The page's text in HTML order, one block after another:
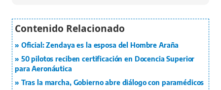
Oficial: Zendaya es la esposa del Hombre Araña
50 pilotos reciben certificación en Docencia Superior
para Aeronáutica
Tras la marcha, Gobierno abre diálogo con paramédicos